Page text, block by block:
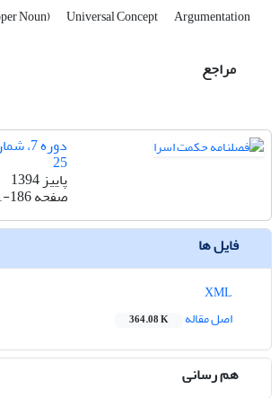
Noun) Universal Concept Argumentation
مراجع
25
پاییز 1394
صفحه186
فایل ها
اصل مقاله
364.08 K
هم رسانی